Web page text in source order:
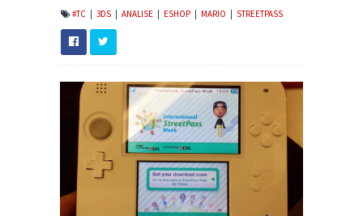
#TC | 3DS | ANALISE | ESHOP | MARIO | STREETPASS